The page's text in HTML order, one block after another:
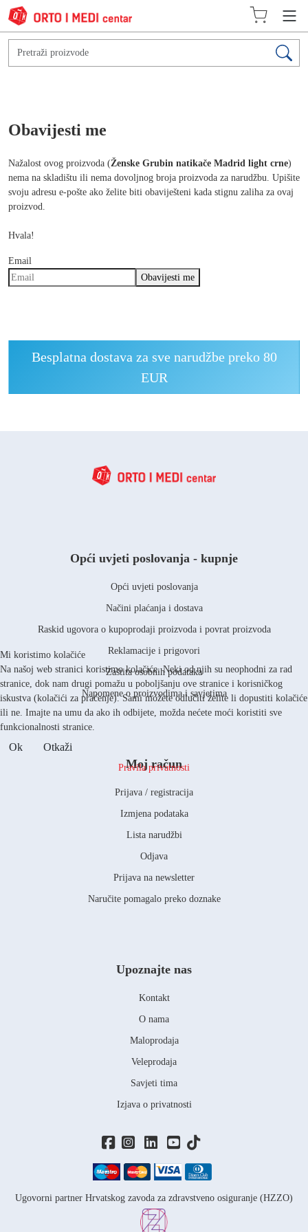
Obavijesti me
Nažalost ovog proizvoda (Ženske Grubin natikače Madrid light crne)
nema na skladištu ili nema dovoljnog broja proizvoda za narudžbu. Upišite
svoju adresu e-pošte ako želite biti obaviješteni kada stignu zaliha za ovaj
proizvod.
Hvala!
Email
Obavijesti me
Besplatna dostava za sve narudžbe preko 80
EUR
Opći uvjeti poslovanja - kupnje
Opći uvjeti poslovanja
Načini plaćanja i dostava
Raskid ugovora o kupoprodaji proizvoda i povrat proizvoda
Reklamacije i prigovori
Zaštita osobnih podataka
Napomene o proizvodima i savjetima
Moj račun
Prijava / registracija
Izmjena podataka
Lista narudžbi
Odjava
Prijava na newsletter
Naručite pomagalo preko doznake
Ugovorni partner Hrvatskog zavoda za zdravstveno osiguranje (HZZO)
Upoznajte nas
Kontakt
O nama
Maloprodaja
Veleprodaja
Savjeti tima
Izjava o privatnosti
Mi koristimo kolačiće
Na našoj web stranici koristimo kolačiće. Neki od njih su neophodni za rad
stranice, dok nam drugi pomažu u poboljšanju ove stranice i korisničkog
iskustva (kolačići za praćenje). Sami možete odlučiti želite li dopustiti kolačiće
ili ne. Imajte na umu da ako ih odbijete, možda nećete moći koristiti sve
funkcionalnosti stranice.
Ok Otkaži
Pravila privatnosti